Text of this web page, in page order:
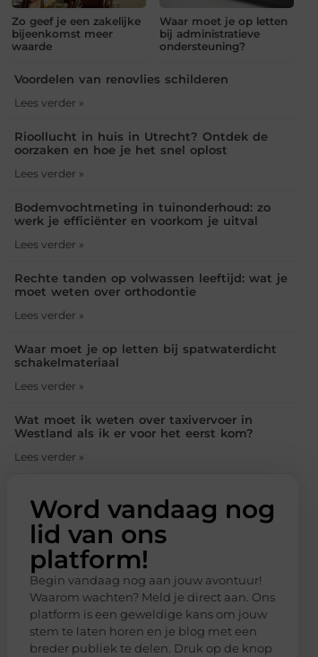
Zo geef je een zakelijke
bijeenkomst meer
waarde
Waar moet je op letten
bij administratieve
ondersteuning?
Voordelen van renovlies schilderen
Lees verder »
Rioollucht in huis in Utrecht? Ontdek de
oorzaken en hoe je het snel oplost
Lees verder »
Bodemvochtmeting in tuinonderhoud: zo
werk je efficiënter en voorkom je uitval
Lees verder »
Rechte tanden op volwassen leeftijd: wat je
moet weten over orthodontie
Lees verder »
Waar moet je op letten bij spatwaterdicht
schakelmateriaal
Lees verder »
Wat moet ik weten over taxivervoer in
Westland als ik er voor het eerst kom?
Lees verder »
Word vandaag nog
lid van ons
platform!
Begin vandaag nog aan jouw avontuur!
Waarom wachten? Meld je direct aan. Ons
platform is een geweldige kans om jouw
stem te laten horen en je blog met een
breder publiek te delen. Druk op de knop